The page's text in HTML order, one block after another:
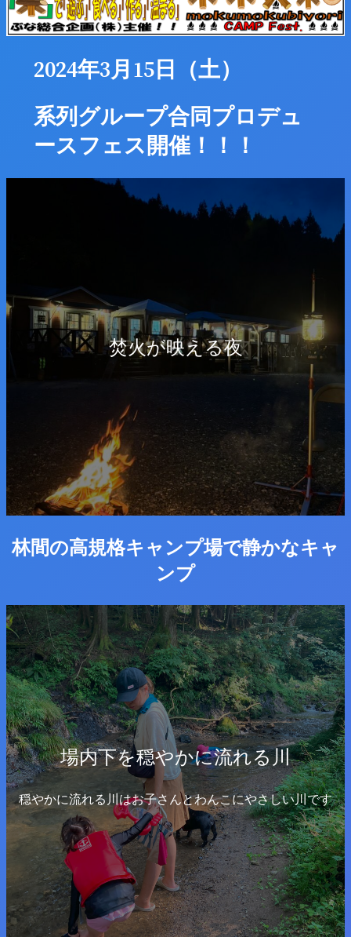
2024年3月15日（土）
系列グループ合同プロデュ
ースフェス開催！！！
焚火が映える夜
林間の高規格キャンプ場で静かなキャ
ンプ
場内下を穏やかに流れる川
穏やかに流れる川はお子さんとわんこにやさしい川です